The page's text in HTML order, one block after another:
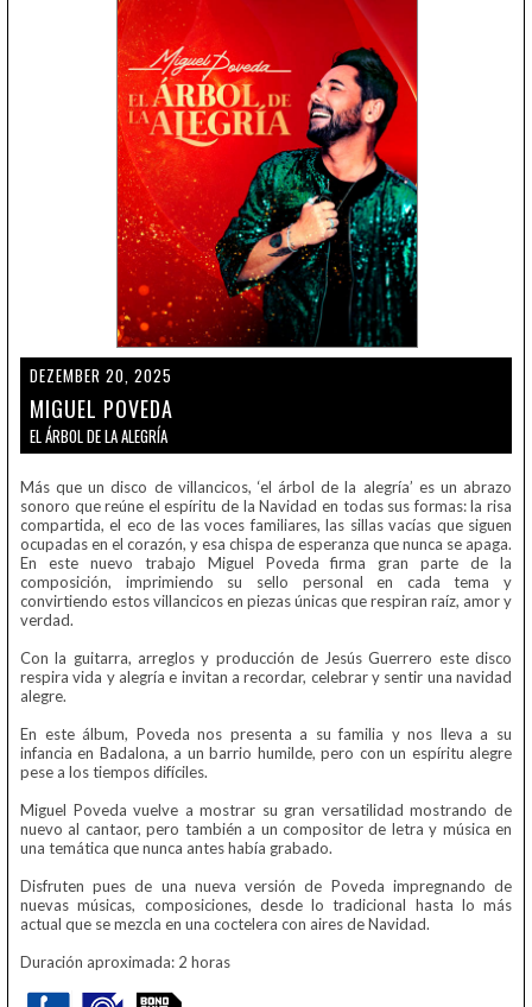
DEZEMBER 20, 2025
MIGUEL POVEDA
EL ÁRBOL DE LA ALEGRÍA
Más que un disco de villancicos, ‘el árbol de la alegría’ es un abrazo
sonoro que reúne el espíritu de la Navidad en todas sus formas: la risa
compartida, el eco de las voces familiares, las sillas vacías que siguen
ocupadas en el corazón, y esa chispa de esperanza que nunca se apaga.
En este nuevo trabajo Miguel Poveda firma gran parte de la
composición, imprimiendo su sello personal en cada tema y
convirtiendo estos villancicos en piezas únicas que respiran raíz, amor y
verdad.
Con la guitarra, arreglos y producción de Jesús Guerrero este disco
respira vida y alegría e invitan a recordar, celebrar y sentir una navidad
alegre.
En este álbum, Poveda nos presenta a su familia y nos lleva a su
infancia en Badalona, a un barrio humilde, pero con un espíritu alegre
pese a los tiempos difíciles.
Miguel Poveda vuelve a mostrar su gran versatilidad mostrando de
nuevo al cantaor, pero también a un compositor de letra y música en
una temática que nunca antes había grabado.
Disfruten pues de una nueva versión de Poveda impregnando de
nuevas músicas, composiciones, desde lo tradicional hasta lo más
actual que se mezcla en una coctelera con aires de Navidad.
Duración aproximada: 2 horas